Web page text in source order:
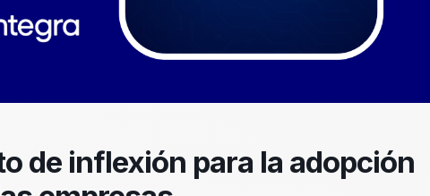
de inflexión para la adopción